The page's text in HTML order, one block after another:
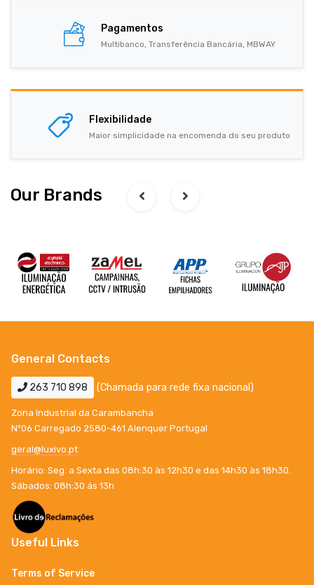
Pagamentos
Multibanco, Transferência Bancária, MBWAY
Flexibilidade
Maior simplicidade na encomenda do seu produto
Our Brands
General Contacts
263 710 898 (Chamada para rede fixa nacional)
Zona Industrial da Carambancha
Nº06 Carregado 2580-461 Alenquer Portugal
geral@luxivo.pt
Horário: Seg. a Sexta das 08h:30 às 12h30 e das 14h30 às 18h30.
Sábados: 08h:30 ás 13h
Useful Links
Terms of Service